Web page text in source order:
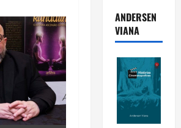
ANDERSEN
VIANA